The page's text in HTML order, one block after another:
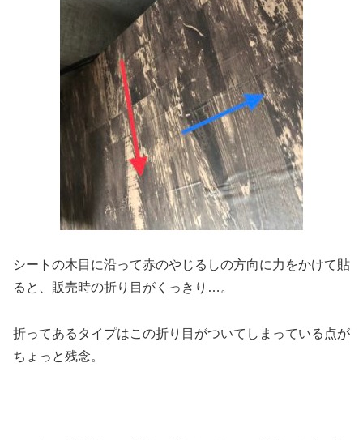
シートの木目に沿って赤のやじるしの方向に力をかけて貼
ると、販売時の折り目がくっきり…。
折ってあるタイプはこの折り目がついてしまっている点が
ちょっと残念。